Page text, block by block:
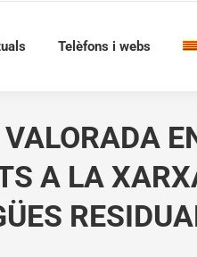
Telèfons i webs
A LA